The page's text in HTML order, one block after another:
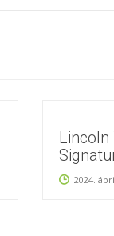
Lincoln
2024.